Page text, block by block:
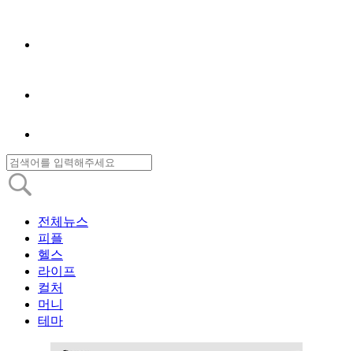
전체뉴스
피플
헬스
라이프
컬처
머니
테마